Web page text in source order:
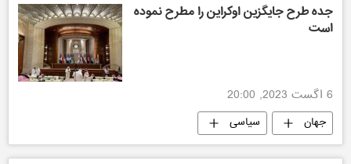
جده طرح جایگزین اوکراین را مطرح نموده
است
6 اگست 2023, 20:00
جهان سیاسی